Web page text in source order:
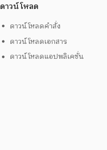
ดาวน์โหลด
ดาวน์โหลดคำสั่ง
ดาวน์โหลดเอกสาร
ดาวน์โหลดแอปพลิเคชั่น